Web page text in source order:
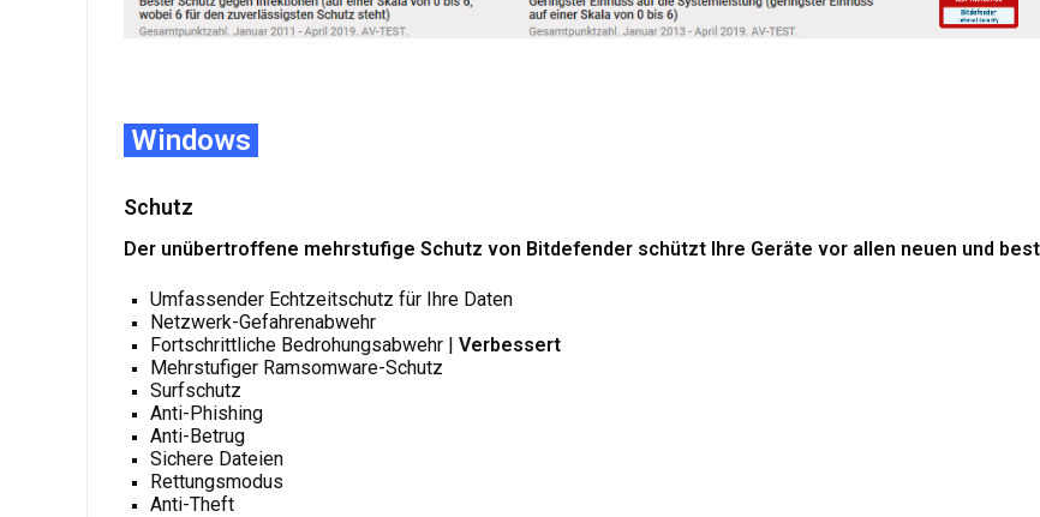
Windows
Schutz
Der unübertroffene mehrstufige Schutz von Bitdefender schützt Ihre Geräte vor allen neuen und
Umfassender Echtzeitschutz für Ihre Daten
Netzwerk-Gefahrenabwehr
Fortschrittliche Bedrohungsabwehr | Verbessert
Mehrstufiger Ramsomware-Schutz
Surfschutz
Anti-Phishing
Anti-Betrug
Sichere Dateien
Rettungsmodus
Anti-Theft